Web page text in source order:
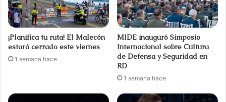
¡Planifica tu ruta! El Malecón
estará cerrado este viernes
1 semana hace
MIDE inauguró Simposio
Internacional sobre Cultura
de Defensa y Seguridad en
RD
1 semana hace